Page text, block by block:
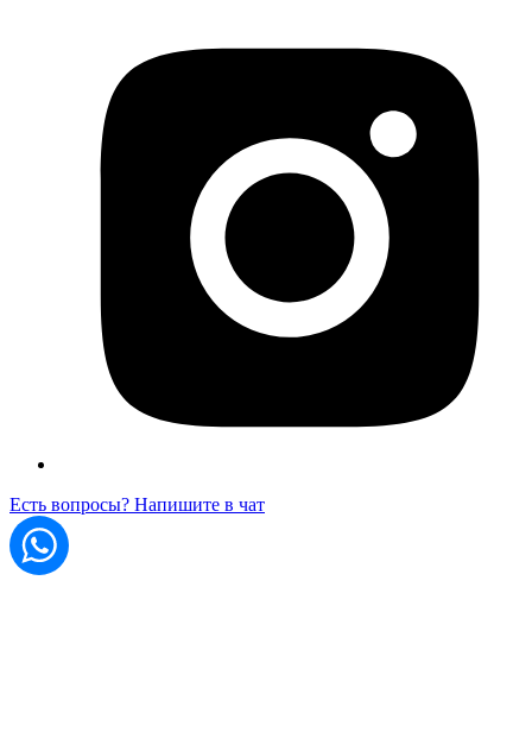
Есть вопросы? Напишите в чат